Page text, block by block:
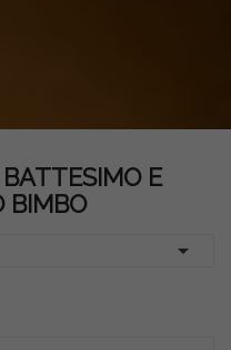
E
BIMBO
